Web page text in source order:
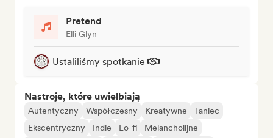
Pretend
Elli Glyn
Ustaliliśmy spotkanie
Nastroje, które uwielbiają
Autentyczny Współczesny Kreatywne
Taniec
Ekscentryczny
Indie Lo-fi
Melancholijne